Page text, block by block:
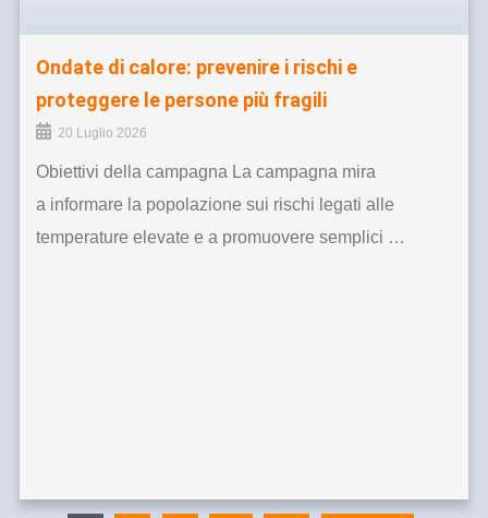
Ondate di calore: prevenire i rischi e
proteggere le persone più fragili
20 Luglio 2026
Obiettivi della campagna La campagna mira
a informare la popolazione sui rischi legati alle
temperature elevate e a promuovere semplici …